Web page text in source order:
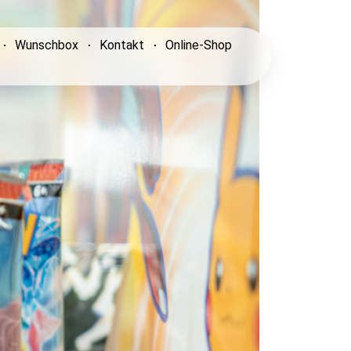
Wunschbox Kontakt Online-Shop